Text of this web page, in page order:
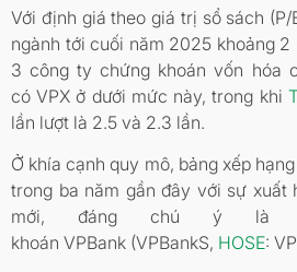
Với định giá theo giá trị sổ sách
ngành tới cuối năm 2025 khoảng 2
3 công ty chứng khoán vốn hóa
có VPX ở dưới mức này, trong khi
lần lượt là 2.5 và 2.3 lần.
Ở khía cạnh quy mô, bảng xếp
trong ba năm gần đây với sự xuất
mới, đáng chú ý là
khoán VPBank (VPBankS, HOSE: